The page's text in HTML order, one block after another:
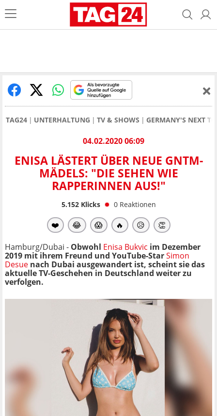
TAG24 UNTERHALTUNG TV & SHOWS GERMANY'S NEXT
04.02.2020 06:09
ENISA LÄSTERT ÜBER NEUE GNTM-
MÄDELS: "DIE SEHEN WIE
RAPPERINNEN AUS!"
5.152Klicks 0 Reaktionen
❤️ 😂 😱 🔥 😥 👏
Hamburg/Dubai - Obwohl Enisa Bukvic im Dezember
2019 mit ihrem Freund und YouTube-StarSimon
Desue nach Dubai ausgewandert ist, scheint sie das
aktuelle TV-Geschehen in Deutschland weiter zu
verfolgen.